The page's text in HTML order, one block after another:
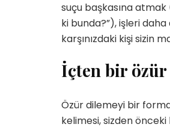
suçu başkasına
ki bunda?”), işleri daha
karşınızdaki kişi sizin
İçten bir
Özür dilemeyi bir
kelimesi, sizden önceki